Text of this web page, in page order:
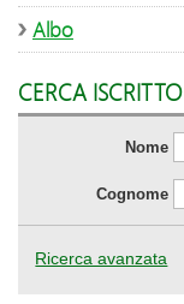
Albo
CERCA ISCRITTO
Nome
Cognome
Ricerca avanzata